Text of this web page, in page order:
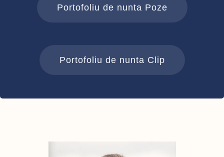
Portofoliu de nunta Poze
Portofoliu de nunta Clip